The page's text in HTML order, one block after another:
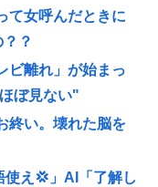
て女呼んだときに
？
ビ離れ」が始まっ
ぼ見ない"
終い。壊れた脳を
え💢」AI「了解し